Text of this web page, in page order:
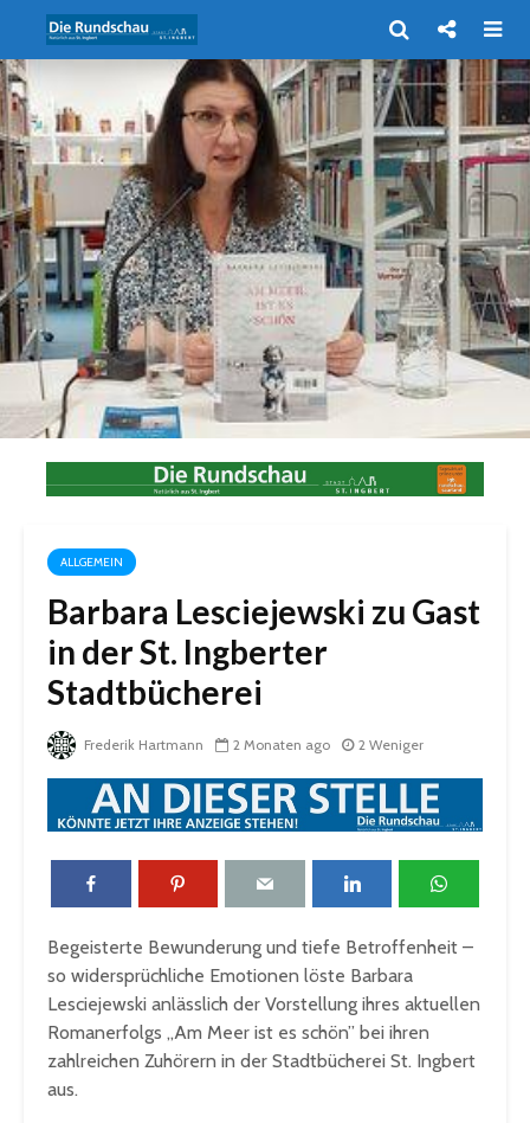
ALLGEMEIN
Barbara Lesciejewski zu Gast
in der St. Ingberter
Stadtbücherei
Frederik Hartmann 2 Monaten ago 2 Weniger
Begeisterte Bewunderung und tiefe Betroffenheit –
so widersprüchliche Emotionen löste Barbara
Lesciejewski anlässlich der Vorstellung ihres aktuellen
Romanerfolgs „Am Meer ist es schön” bei ihren
zahlreichen Zuhörern in der Stadtbücherei St. Ingbert
aus.